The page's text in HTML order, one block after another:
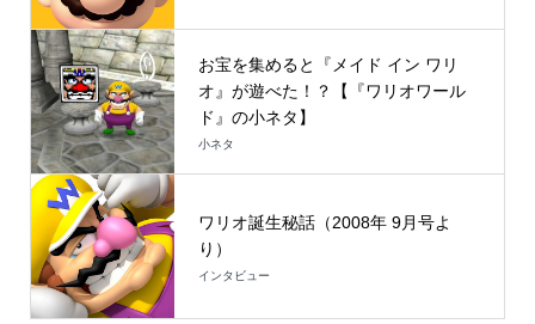
お宝を集めると『メイド イン ワリ
オ』が遊べた！？【『ワリオワール
ド』の小ネタ】
小ネタ
ワリオ誕生秘話（2008年 9月号よ
り）
インタビュー